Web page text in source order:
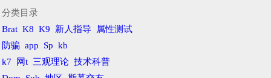
分类目录
Brat K8 K9 新人指导
属性测试
防骗 app Sp kb
k7
网t 三观理论 技术科普